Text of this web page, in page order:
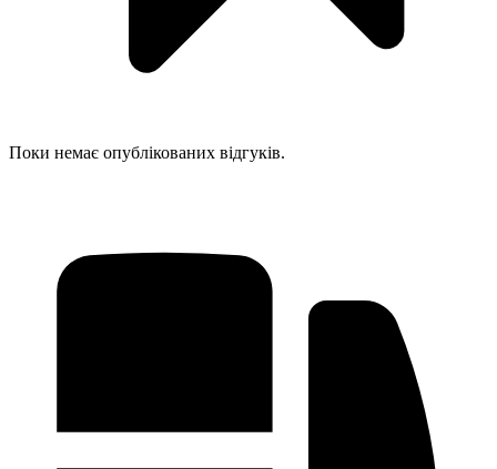
Поки немає опублікованих відгуків.